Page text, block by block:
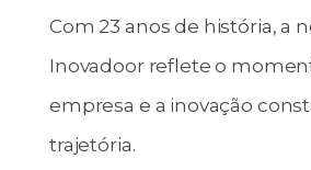
Com 23 anos de história, a
Inovadoor reflete o
empresa e a inovação
trajetória.